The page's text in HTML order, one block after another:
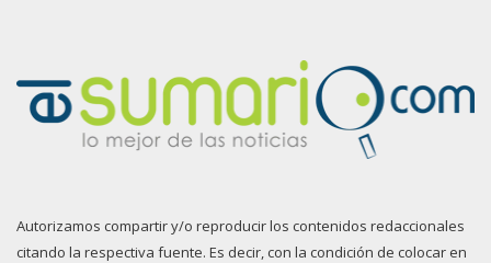
Autorizamos compartir y/o reproducir los contenidos redaccionales
citando la respectiva fuente. Es decir, con la condición de colocar en